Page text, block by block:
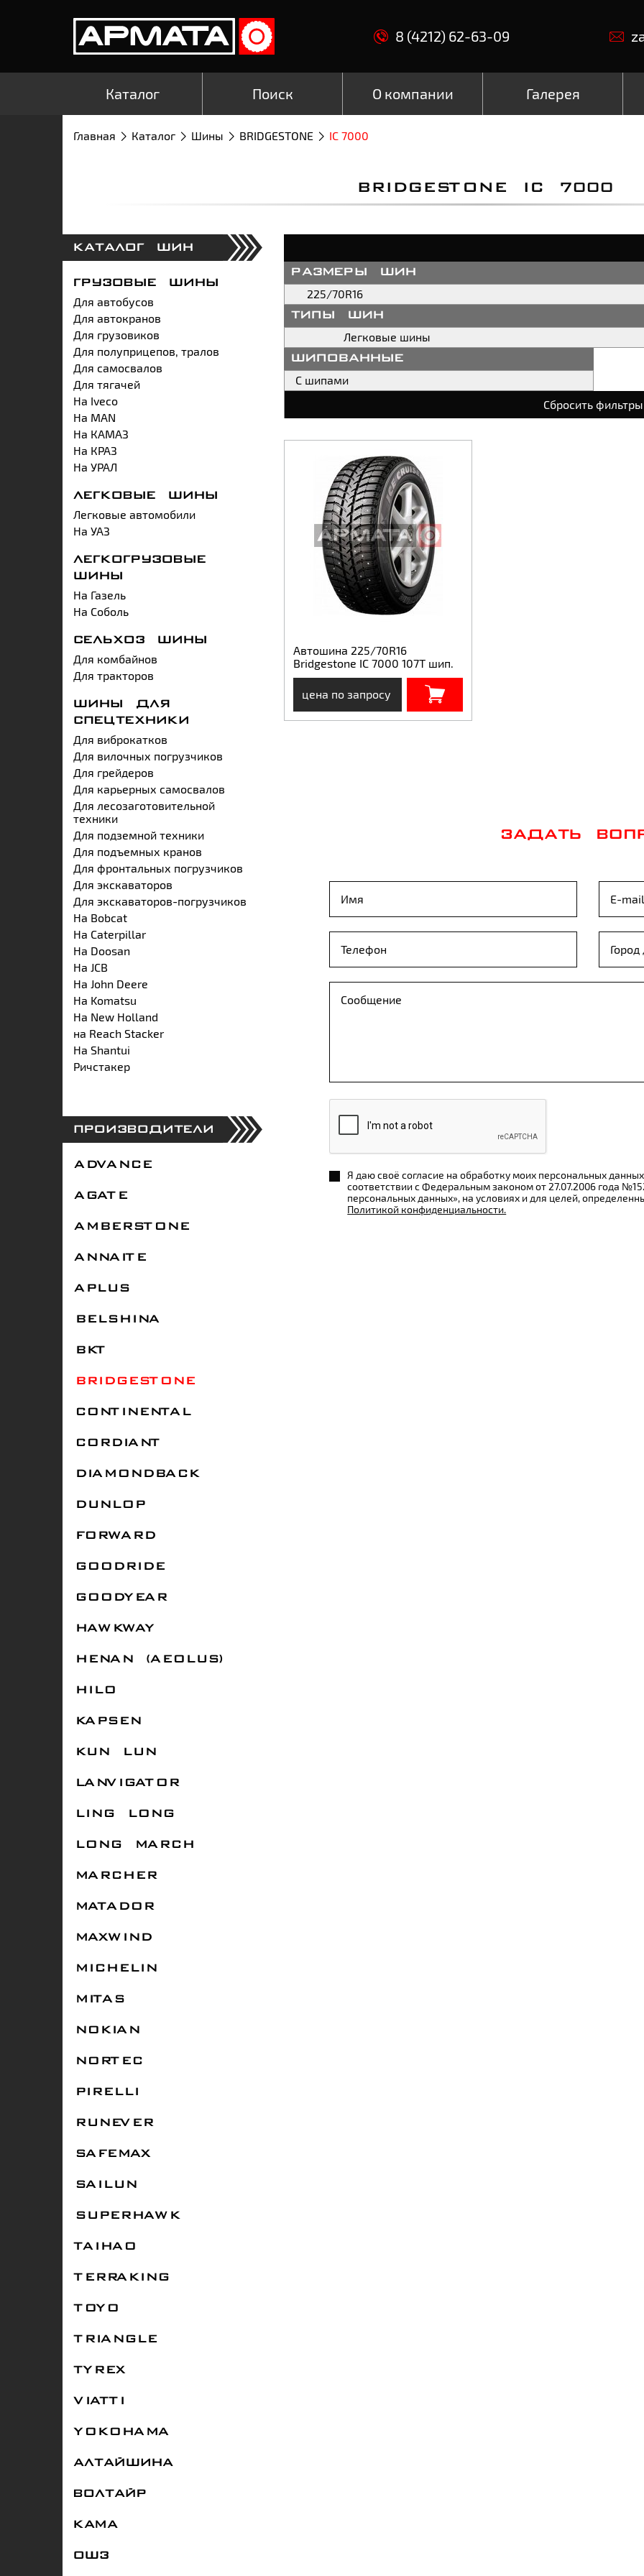
8 (4212) 62-63-09
Каталог Поиск О компании Галерея
Главная Каталог Шины BRIDGESTONE IC 7000
BRIDGESTONE IC 7000
КАТАЛОГ ШИН
ГРУЗОВЫЕ ШИНЫ
Для автобусов
Для автокранов
Для грузовиков
Для полуприцепов, тралов
Для самосвалов
Для тягачей
На Iveco
На MAN
На КАМАЗ
На КРАЗ
На УРАЛ
ЛЕГКОВЫЕ ШИНЫ
Легковые автомобили
На УАЗ
ЛЕГКОГРУЗОВЫЕ
ШИНЫ
На Газель
На Соболь
СЕЛЬХОЗ ШИНЫ
Для комбайнов
Для тракторов
ШИНЫ ДЛЯ
СПЕЦТЕХНИКИ
Для виброкатков
Для вилочных погрузчиков
Для грейдеров
Для карьерных самосвалов
Для лесозаготовительной
техники
Для подземной техники
Для подъемных кранов
Для фронтальных погрузчиков
Для экскаваторов
Для экскаваторов-погрузчиков
На Bobcat
На Caterpillar
На Doosan
На JCB
На John Deere
На Komatsu
На New Holland
на Reach Stacker
На Shantui
Ричстакер
ПРОИЗВОДИТЕЛИ
ADVANCE
AGATE
AMBERSTONE
ANNAITE
APLUS
BELSHINA
BKT
BRIDGESTONE
CONTINENTAL
CORDIANT
DIAMONDBACK
DUNLOP
FORWARD
GOODRIDE
GOODYEAR
HAWKWAY
HENAN (AEOLUS)
HILO
KAPSEN
KUN LUN
LANVIGATOR
LING LONG
LONG MARCH
MARCHER
MATADOR
MAXWIND
MICHELIN
MITAS
NOKIAN
NORTEC
PIRELLI
RUNEVER
SAFEMAX
SAILUN
SUPERHAWK
TAIHAO
TERRAKING
TOYO
TRIANGLE
TYREX
VIATTI
YOKOHAMA
АЛТАЙШИНА
ВОЛТАЙР
КАМА
ОШЗ
размеры шин
225/70R16
типы шин
Легковые шины
шипованные
С шипами
Сбросить фильтры
Автошина 225/70R16
Bridgestone IC 7000 107T шип.
цена по запросу
ЗАДАТЬ
Я даю своё согласие на обработку моих персональных
соответствии с Федеральным законом от 27.07.2006 года
персональных данных», на условиях и для целей,
Политикой конфиденциальности.